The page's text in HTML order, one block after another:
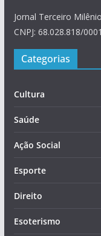
Jornal Terceiro Milênio
CNPJ: 68.028.818/
Categorias
Cultura
Saúde
Ação Social
Esporte
Direito
Esoterismo